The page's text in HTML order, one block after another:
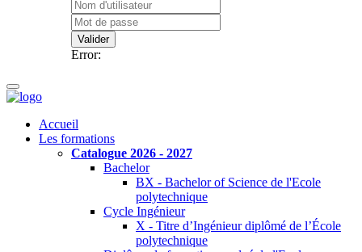
Valider
Error:
Accueil
Les formations
Catalogue 2026 - 2027
Bachelor
BX - Bachelor of Science de l'Ecole
polytechnique
Cycle Ingénieur
X - Titre d’Ingénieur diplômé de l’École
polytechnique